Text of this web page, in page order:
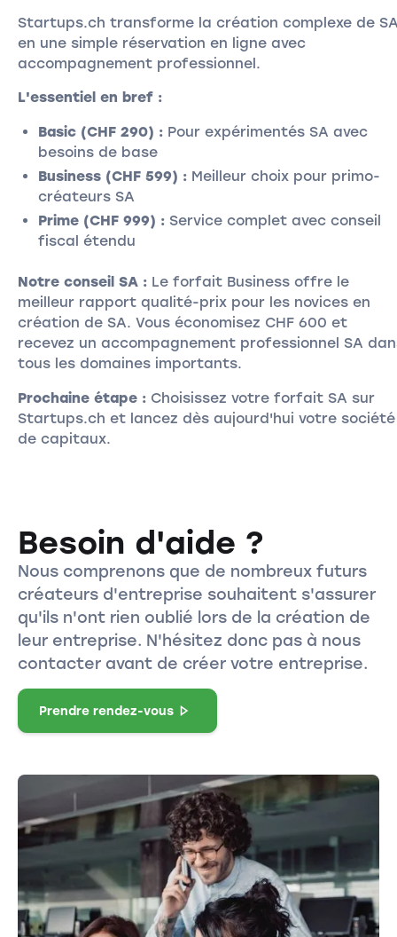
Startups.ch transforme la création complexe de
en une simple réservation en ligne avec
accompagnement professionnel.
L'essentiel en bref :
Basic (CHF 290) : Pour expérimentés SA avec
besoins de base
Business (CHF 599) : Meilleur choix pour primo-
créateurs SA
Prime (CHF 999) : Service complet avec conseil
fiscal étendu
Notre conseil SA :Le forfait Business offre le
meilleur rapport qualité-prix pour les novices en
création de SA. Vous économisez CHF 600 et
recevez un accompagnement professionnel SA
tous les domaines importants.
Prochaine étape :Choisissez votre forfait SA sur
Startups.ch et lancez dès aujourd'hui votre société
de capitaux.
Besoin d'aide ?
Nous comprenons que de nombreux futurs
créateurs d'entreprise souhaitent s'assurer
qu'ils n'ont rien oublié lors de la création de
leur entreprise. N'hésitez donc pas à nous
contacter avant de créer votre entreprise.
Prendre rendez-vous